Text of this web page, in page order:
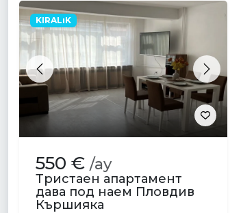
Previous Next
KIRALıK
550 € /ay
Тристаен апартамент
дава под наем Пловдив
Кършияка